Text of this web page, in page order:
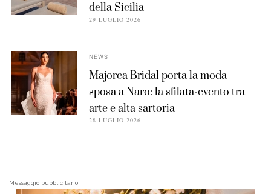
della Sicilia
29 LUGLIO 2026
NEWS
Majorca Bridal porta la moda
sposa a Naro: la sfilata-evento tra
arte e alta sartoria
28 LUGLIO 2026
Messaggio pubblicitario